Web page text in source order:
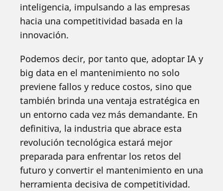
inteligencia, impulsando a las empresas
hacia una competitividad basada en la
innovación.
Podemos decir, por tanto que, adoptar IA y
big data en el mantenimiento no solo
previene fallos y reduce costos, sino que
también brinda una ventaja estratégica en
un entorno cada vez más demandante. En
definitiva, la industria que abrace esta
revolución tecnológica estará mejor
preparada para enfrentar los retos del
futuro y convertir el mantenimiento en una
herramienta decisiva de competitividad.